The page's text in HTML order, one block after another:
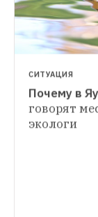
ЛЮДИ В
КАК ВСЁ
Сергей
СИТУАЦИЯ
Почему в
говорят
экологи